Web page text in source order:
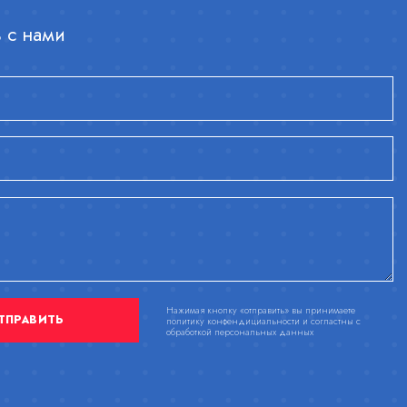
с нами
Нажимая кнопку «отправить» вы принимаете
политику конфендициальности и согластны с
обработкой персональных данных